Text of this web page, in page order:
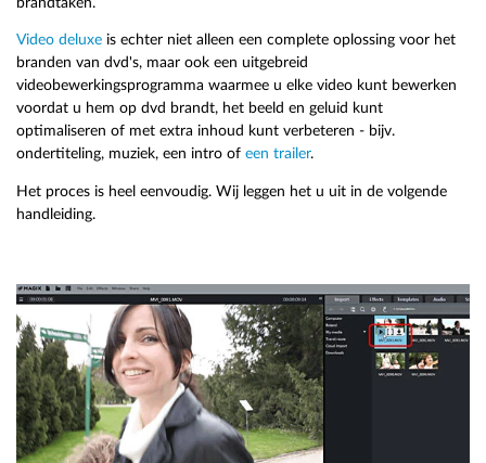
Video deluxe is echter niet alleen een complete oplossing voor het
branden van dvd's, maar ook een uitgebreid
videobewerkingsprogramma waarmee u elke video kunt bewerken
voordat u hem op dvd brandt, het beeld en geluid kunt
optimaliseren of met extra inhoud kunt verbeteren - bijv.
ondertiteling, muziek, een intro of een trailer.
Het proces is heel eenvoudig. Wij leggen het u uit in de volgende
handleiding.